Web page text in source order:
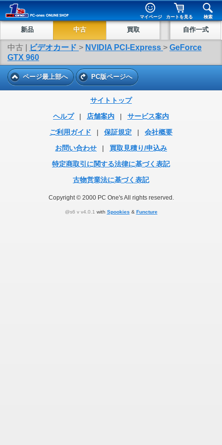
マイページ カートを見る 検索
新品 中古 買取 自作一式
中古 | ビデオカード > NVIDIA PCI-Express > GeForce
GTX 960
ページ最上部へ PC版ページへ
サイトトップ
ヘルプ
| 店舗案内 |
サービス案内
ご利用ガイド
| 保証規定 |
会社概要
お問い合わせ
|
買取見積り/申込み
特定商取引に関する法律に基づく表記
古物営業法に基づく表記
Copyright © 2000 PC One's All rights reserved.
@s6 v v4.0.1 with Spookies & Functure